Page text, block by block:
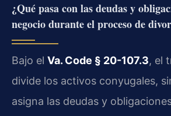
¿Qué pasa con las deudas y
negocio durante el proceso de
Bajo el Va. Code § 20-107.3, el
divide los activos conyugales,
asigna las deudas y